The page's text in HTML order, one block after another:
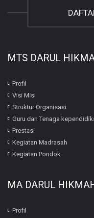
MTS DARUL
Profil
Visi Misi
Struktur Organisasi
Guru dan Tenaga
Prestasi
Kegiatan Madrasah
Kegiatan Pondok
MA DARUL
Profil